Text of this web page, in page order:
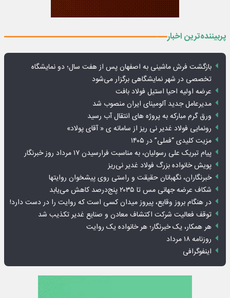
پربیننده‌ترین اخبار
بازگشت فرش ماشینی به اصفهان پس از هفت سال؛ دو نمایشگاه
تخصصی در شهر نمایشگاهی برگزار می‌شود
عرضه اولیه احیا استیل فولاد بافت
مدیرعامل جدید آلومینای ایران منصوب شد
ورق گرم مبارکه به پروژه های انتقال آب رسید
رونمایی فولاد غدیر نی ریز از سامانه ی « آقای پولاد»
مزیت کلیدی “فملی” در ۱۴۰۵
پیام تبریک علی رسولیان، به مناسبت فرارسیدن ۱۷ مرداد روز خبرنگار
پویش خانواده بزرگ فولاد غدیر نی‌ریز
خبرنگاران، نگهبانان حقیقت و راستی روی پیشخوان روایت­ها
شکاف عرضه جهانی مس تا ۲۰۳۵ پنج‌درصد کاهش می‌یابد
در هنگام بروز وقایع، پیروز میدان کسی است که روایت را در دست دارد!
توقف فعالیت شرکت اکتشاف معادن و صنایع غدیر تکذیب شد
هر همکار، یک خبرنگار؛ هر خانواده یک روایت
روزنامه ۱۸ مرداد
اینفوگرافی